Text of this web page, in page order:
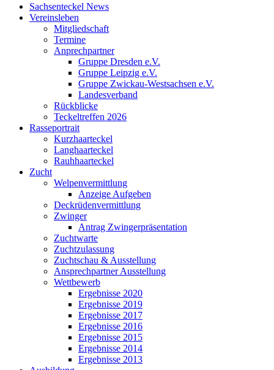
Sachsenteckel News
Vereinsleben
Mitgliedschaft
Termine
Anprechpartner
Gruppe Dresden e.V.
Gruppe Leipzig e.V.
Gruppe Zwickau-Westsachsen e.V.
Landesverband
Rückblicke
Teckeltreffen 2026
Rasseportrait
Kurzhaarteckel
Langhaarteckel
Rauhhaarteckel
Zucht
Welpenvermittlung
Anzeige Aufgeben
Deckrüdenvermittlung
Zwinger
Antrag Zwingerpräsentation
Zuchtwarte
Zuchtzulassung
Zuchtschau & Ausstellung
Ansprechpartner Ausstellung
Wettbewerb
Ergebnisse 2020
Ergebnisse 2019
Ergebnisse 2017
Ergebnisse 2016
Ergebnisse 2015
Ergebnisse 2014
Ergebnisse 2013